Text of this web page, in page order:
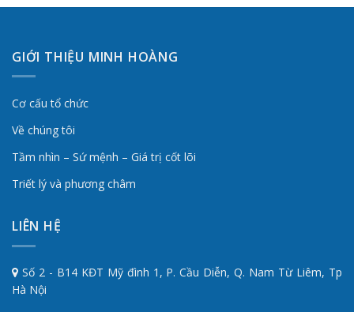
GIỚI THIỆU MINH HOÀNG
Cơ cấu tổ chức
Về chúng tôi
Tầm nhìn – Sứ mệnh – Giá trị cốt lõi
Triết lý và phương châm
LIÊN HỆ
Số 2 - B14 KĐT Mỹ đình 1, P. Cầu Diễn, Q. Nam Từ Liêm, Tp
Hà Nội